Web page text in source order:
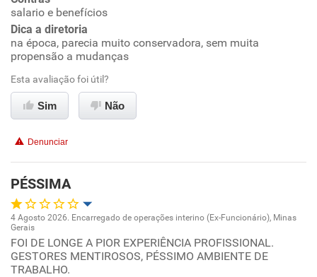
Conciliação com a vida familiar
Benefícios
Recomenda esta empresa
Recomenda a diretoria
salario e benefícios
Dica a diretoria
na época, parecia muito conservadora, sem muita
propensão a mudanças
Esta avaliação foi útil?
Sim Não
Denunciar
PÉSSIMA
Oportunidade de promoção
Ambiente de trabalho
4 Agosto 2026. Encarregado de operações interino (Ex-Funcionário), Minas
Gerais
FOI DE LONGE A PIOR EXPERIÊNCIA PROFISSIONAL.
GESTORES MENTIROSOS, PÉSSIMO AMBIENTE DE
TRABALHO.